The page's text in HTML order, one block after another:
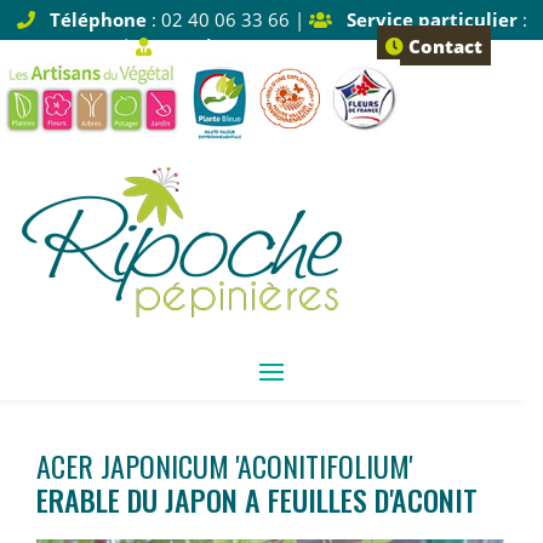
Téléphone: 02 40 06 33 66 | Service particulier:
Tapez 1 |
Service pro: Tapez 2 Contact
ACER JAPONICUM 'ACONITIFOLIUM'
ERABLE DU JAPON A FEUILLES D'ACONIT